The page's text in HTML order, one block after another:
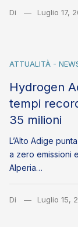
Di Luglio 17,
ATTUALITÀ -
Hydrogen
tempi
35 milioni
L’Alto Adige
a zero emissioni
Alperia…
Di Luglio 15,